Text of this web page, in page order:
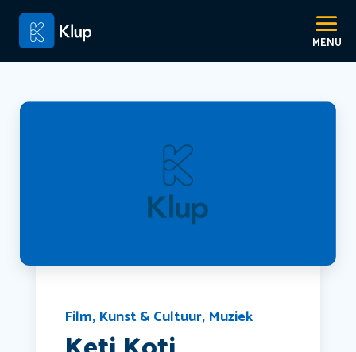
Film, Kunst & Cultuur, Muziek